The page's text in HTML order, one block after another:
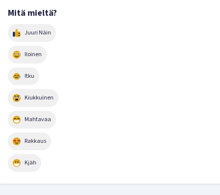
Mitä mieltä?
Juuri Näin
Iloinen
Itku
Kiukkuinen
Mahtavaa
Rakkaus
Kjäh